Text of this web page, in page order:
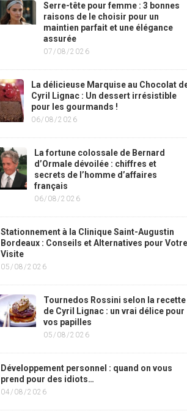
Serre-tête pour femme : 3 bonnes
raisons de le choisir pour un
maintien parfait et une élégance
assurée
07/08/2026
La délicieuse Marquise au Chocolat
Cyril Lignac : Un dessert irrésistible
pour les gourmands !
06/08/2026
La fortune colossale de Bernard
d’Ormale dévoilée : chiffres et
secrets de l’homme d’affaires
français
06/08/2026
Stationnement à la Clinique Saint-Augustin
Bordeaux : Conseils et Alternatives pour Votre
Visite
05/08/2026
Tournedos Rossini selon la recette
de Cyril Lignac : un vrai délice pour
vos papilles
05/08/2026
Développement personnel : quand on vous
prend pour des idiots…
04/08/2026